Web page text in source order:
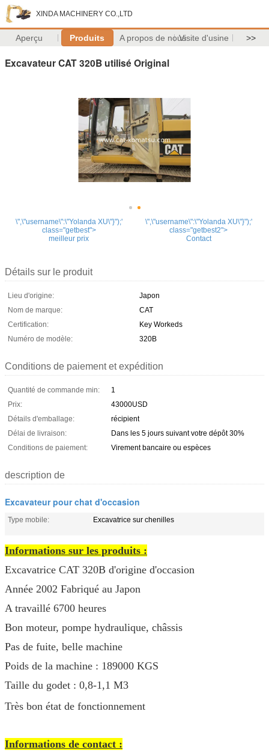
XINDA MACHINERY CO.,LTD
Aperçu Produits A propos de nousVisite d'usine >>
Excavateur CAT 320B utilisé Original
\",\"username\":\"Yolanda XU\"}");'
class="getbest">
meilleur prix
\",\"username\":\"Yolanda XU\"}");'
class="getbest2">
Contact
Détails sur le produit
Lieu d'origine:
Japon
Nom de marque:
CAT
Certification:
Key Workeds
Numéro de modèle:
320B
Conditions de paiement et expédition
Quantité de commande min:
1
Prix:
43000USD
Détails d'emballage:
récipient
Délai de livraison:
Dans les 5 jours suivant votre dépôt 30%
Conditions de paiement:
Virement bancaire ou espèces
description de
Excavateur pour chat d'occasion
Type mobile: Excavatrice sur chenilles
Informations sur les produits :
Excavatrice CAT 320B d'origine d'occasion
Année 2002 Fabriqué au Japon
A travaillé 6700 heures
Bon moteur, pompe hydraulique, châssis
Pas de fuite, belle machine
Poids de la machine : 189000 KGS
Taille du godet : 0,8-1,1 M3
Très bon état de fonctionnement
Informations de contact :